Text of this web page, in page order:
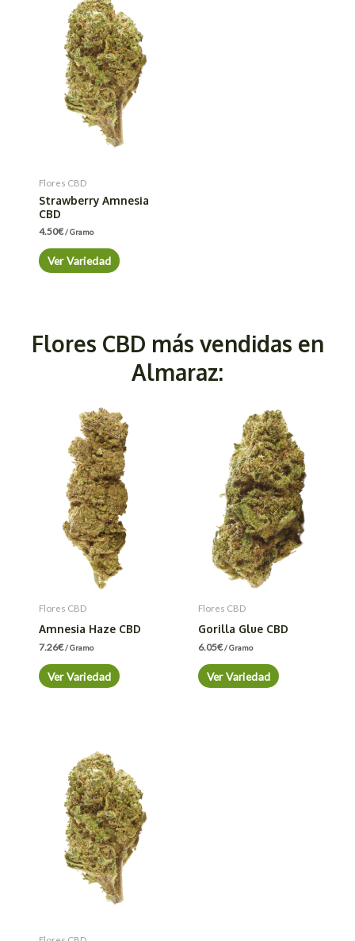
Flores CBD
Strawberry Amnesia
CBD
4.50€/ Gramo
Ver Variedad
Flores CBD más vendidas en
Almaraz:
Flores CBD
Amnesia Haze CBD
7.26€/ Gramo
Ver Variedad
Flores CBD
Gorilla Glue CBD
6.05€/ Gramo
Ver Variedad